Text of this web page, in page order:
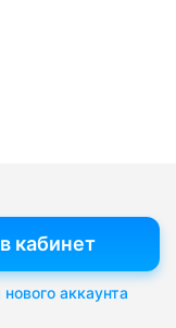
кабинет
аккаунта